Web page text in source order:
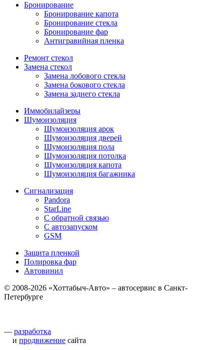
Бронирование
Бронирование капота
Бронирование стекла
Бронирование фар
Антигравийная пленка
Ремонт стекол
Замена стекол
Замена лобового стекла
Замена бокового стекла
Замена заднего стекла
Иммобилайзеры
Шумоизоляция
Шумоизоляция арок
Шумоизоляция дверей
Шумоизоляция пола
Шумоизоляция потолка
Шумоизоляция капота
Шумоизоляция багажника
Сигнализация
Pandora
StarLine
С обратной связью
С автозапуском
GSM
Защита пленкой
Полировка фар
Автовинил
© 2008-2026 «Хоттабыч-Авто» – автосервис в Санкт-
Петербурге
— разработка
и продвижение сайта